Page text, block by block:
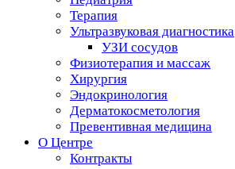
Терапия
Ультразвуковая диагностика
УЗИ сосудов
Физиотерапия и массаж
Хирургия
Эндокринология
Дерматокосметология
Превентивная медицина
О Центре
Контракты